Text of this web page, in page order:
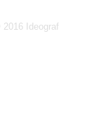
Ideograf